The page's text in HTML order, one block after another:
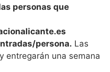
personas que
persona. Las
entregarán una semana